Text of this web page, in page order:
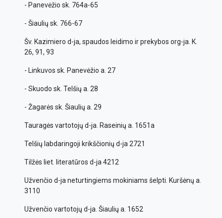
- Panevėžio sk. 764a-65
- Šiaulių sk. 766-67
Šv. Kazimiero d-ja, spaudos leidimo ir prekybos org-ja. K.
26, 91, 93
- Linkuvos sk. Panevėžio a. 27
- Skuodo sk. Telšių a. 28
- Žagarės sk. Šiaulių a. 29
Tauragės vartotojų d-ja. Raseinių a. 1651a
Telšių labdaringoji krikščionių d-ja 2721
Tilžės liet. literatūros d-ja 4212
Užvenčio d-ja neturtingiems mokiniams šelpti. Kuršėnų a.
3110
Užvenčio vartotojų d-ja. Šiaulių a. 1652